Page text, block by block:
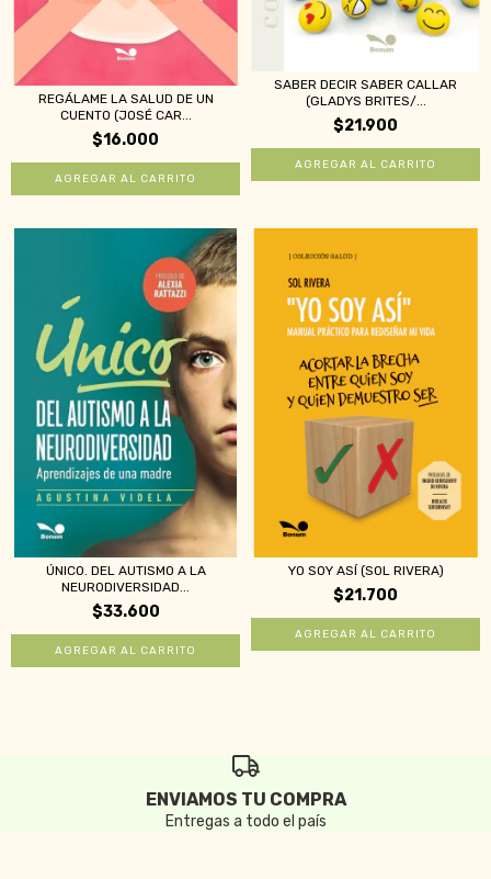
REGÁLAME LA SALUD DE UN
CUENTO (JOSÉ CAR...
$16.000
SABER DECIR SABER CALLAR
(GLADYS BRITES/...
$21.900
ÚNICO. DEL AUTISMO A LA
NEURODIVERSIDAD...
$33.600
YO SOY ASÍ (SOL RIVERA)
$21.700
ENVIAMOS TU COMPRA
Entregas a todo el país